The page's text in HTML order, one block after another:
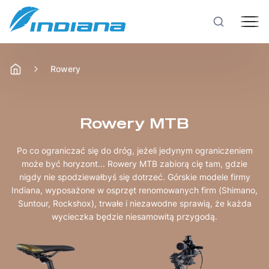
Rowery
Hulajnogi
Technologie
Produkcja
Rowery
Rowery MTB
Po co ograniczać się do dróg, jeżeli jedynym ograniczeniem
może być horyzont... Rowery MTB zabiorą cię tam, gdzie
nigdy nie spodziewałbyś się dotrzeć. Górskie modele firmy
Indiana, wyposażone w osprzęt renomowanych firm (Shimano,
Suntour, Rockshox), trwałe i niezawodne sprawią, że każda
wycieczka będzie niesamowitą przygodą.